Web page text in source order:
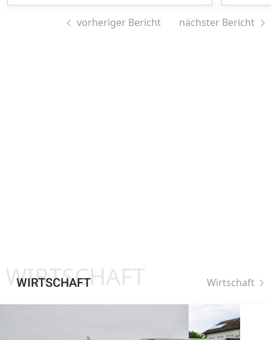
vorheriger Bericht nächster Bericht
WIRTSCHAFT
WIRTSCHAFT Wirtschaft